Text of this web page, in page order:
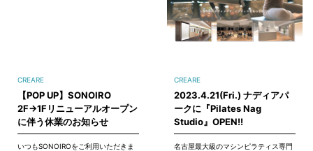
CREARE
【POP UP】SONOIRO
2F→1Fリニューアルオープン
に伴う休業のお知らせ
いつもSONOIROをご利用いただきま
CREARE
2023.4.21(Fri.) ナディアパ
ークに『Pilates Nag
Studio』OPEN!!
名古屋最大級のマシンピラティス専門